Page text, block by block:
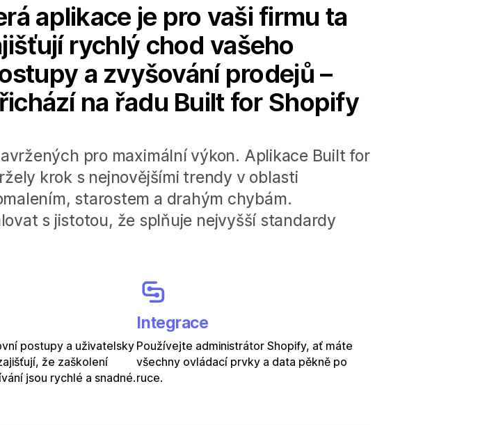
aplikace je pro vaši firmu ta
rychlý chod vašeho
a zvyšování prodejů –
na řadu Built for Shopify
pro maximální výkon. Aplikace Built for
krok s nejnovějšími trendy v oblasti
starostem a drahým chybám.
s jistotou, že splňuje nejvyšší standardy
postupy a uživatelsky
že zaškolení
jsou rychlé a snadné.
Integrace
Používejte administrátor Shopify, ať máte
všechny ovládací prvky a data pěkně po
ruce.